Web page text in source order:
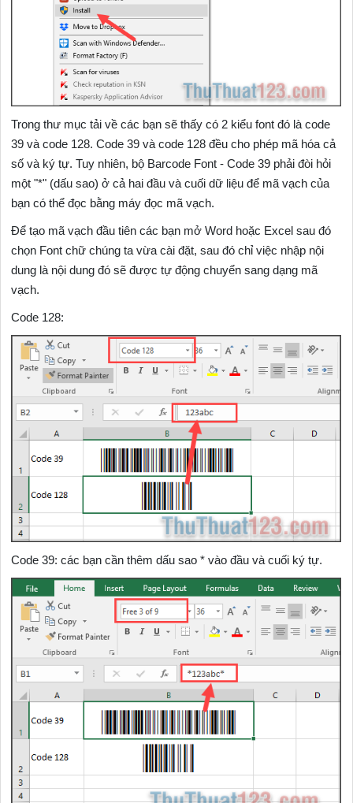
Trong thư mục tải về các bạn sẽ thấy có 2 kiểu font đó là code
39 và code 128. Code 39 và code 128 đều cho phép mã hóa cả
số và ký tự. Tuy nhiên, bộ Barcode Font - Code 39 phải đòi hỏi
một "*" (dấu sao) ở cả hai đầu và cuối dữ liệu để mã vạch của
bạn có thể đọc bằng máy đọc mã vạch.
Để tạo mã vạch đầu tiên các bạn mở Word hoặc Excel sau đó
chọn Font chữ chúng ta vừa cài đặt, sau đó chỉ việc nhập nội
dung là nội dung đó sẽ được tự động chuyển sang dạng mã
vạch.
Code 128:
Code 39: các bạn cần thêm dấu sao * vào đầu và cuối ký tự.